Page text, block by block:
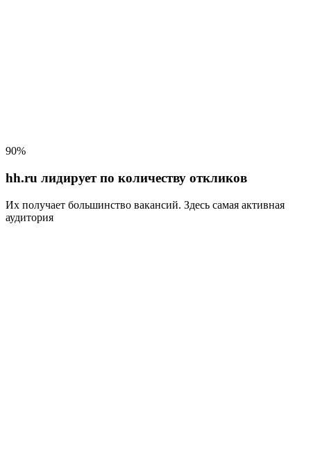
90%
hh.ru лидирует по количеству откликов
Их получает большинство вакансий. Здесь самая активная
аудитория